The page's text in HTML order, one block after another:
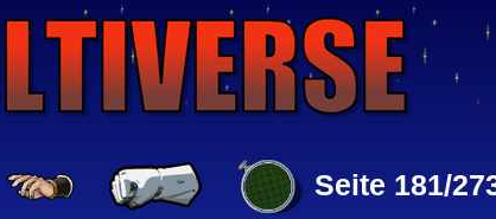
Seite 181/